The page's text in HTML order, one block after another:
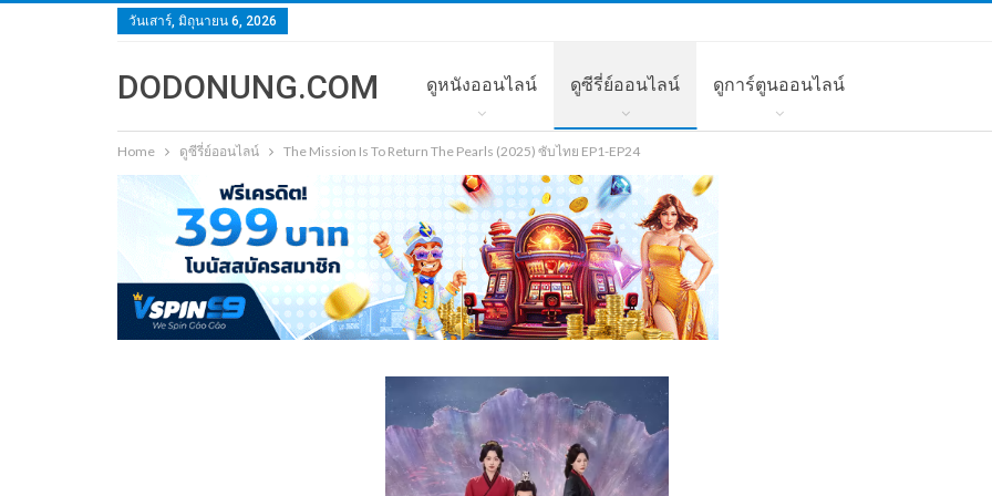
วันเสาร์, มิถุนายน 6, 2026
DODONUNG.COM ดูหนังออนไลน์ ดูซีรี่ย์ออนไลน์ ดูการ์ตูนออนไลน์
Home ดูซีรี่ย์ออนไลน์ The Mission Is To Return The Pearls (2025) ซับไทย EP1-EP24